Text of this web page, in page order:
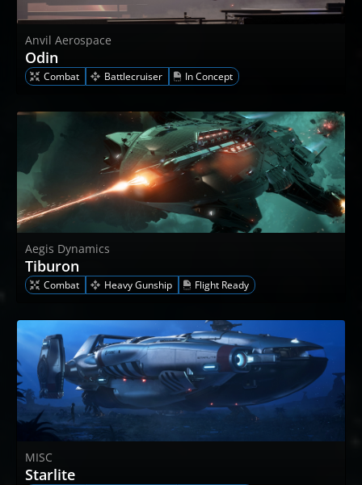
Anvil Aerospace
Odin
Combat Battlecruiser In Concept
Aegis Dynamics
Tiburon
Combat Heavy Gunship Flight Ready
MISC
Starlite